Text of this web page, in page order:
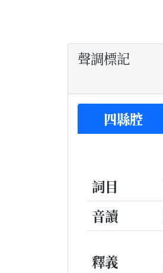
聲調標記
四縣腔
詞目
音讀
釋義